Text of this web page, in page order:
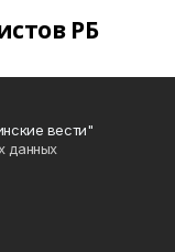
РБ
вести"
данных